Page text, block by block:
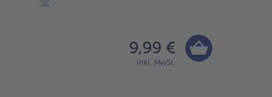
9,99 €
inkl. MwSt.